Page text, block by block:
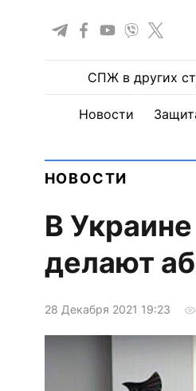
СПЖ в других
Новости
НОВОСТИ
В
делают
28 Декабря 2021 19:23